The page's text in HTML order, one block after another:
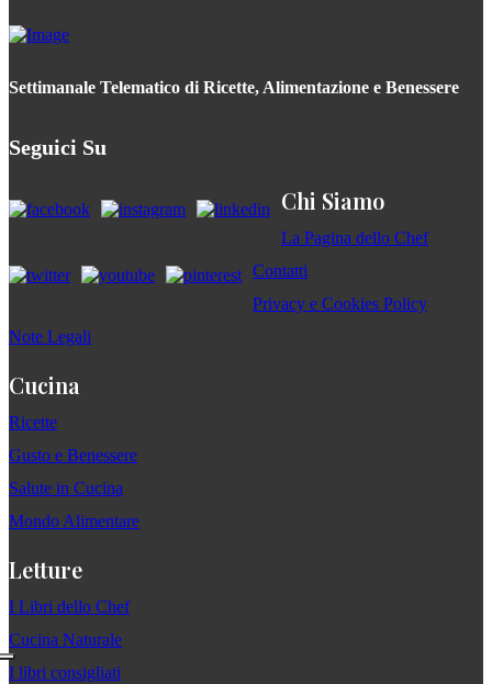
Settimanale Telematico di Ricette, Alimentazione e Benessere
Seguici Su
Chi Siamo
La Pagina dello Chef
Contatti
Privacy e Cookies Policy
Note Legali
Cucina
Ricette
Gusto e Benessere
Salute in Cucina
Mondo Alimentare
Letture
I Libri dello Chef
Cucina Naturale
I libri consigliati